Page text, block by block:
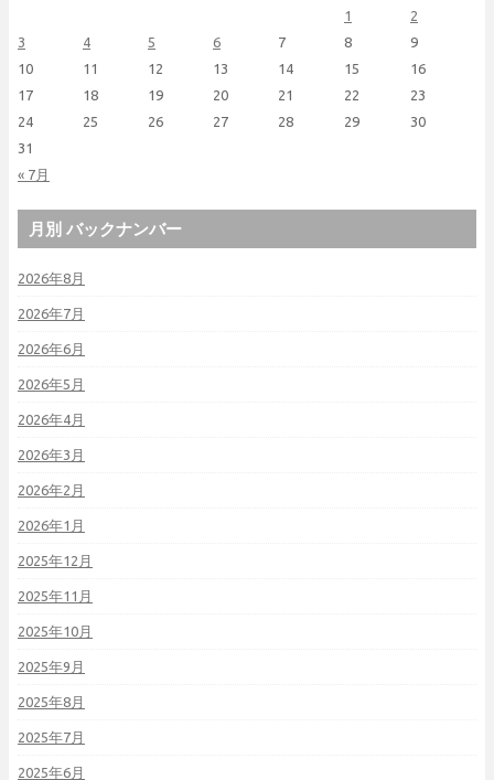
« 7月
1
2
3
4 5 6 7 8
9
10
11 12 13 14 15
16
17
18 19 20 21 22
23
24
25 26 27 28 29
30
31
月別 バックナンバー
2026年8月
2026年7月
2026年6月
2026年5月
2026年4月
2026年3月
2026年2月
2026年1月
2025年12月
2025年11月
2025年10月
2025年9月
2025年8月
2025年7月
2025年6月